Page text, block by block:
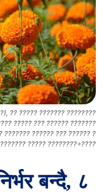
?? ????? ??????? ????????
????? ??? ?????? ???????
??????? ?????? ??? ?????? ?
????? ????????÷????
बन्दै, ८